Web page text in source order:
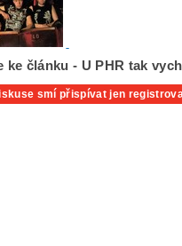
ke článku - U PHR tak
smí přispívat jen